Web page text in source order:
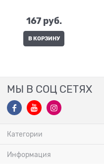
167 руб.
В КОРЗИНУ
МЫ В СОЦ СЕТЯХ
Категории
Информация